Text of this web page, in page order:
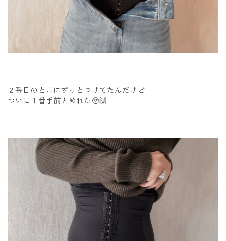
２番目のとこにずっとつけてたんだけど
ついに１番手前とめれた🥹🙌